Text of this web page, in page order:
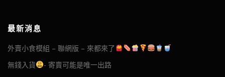
最新消息
外賣小食模組 – 聯網版 – 來都來了
無錢入貨
- 寄賣可能是唯一出路